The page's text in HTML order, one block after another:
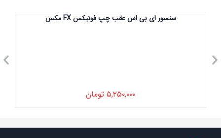
سنسور ای بی اس عقب چپ فونیکس FX مکس
۵,۲۵۰,۰۰۰ تومان